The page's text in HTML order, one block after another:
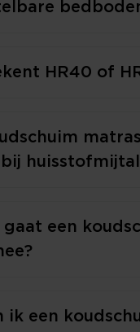
HR40 of
matras
gaat een
ik een